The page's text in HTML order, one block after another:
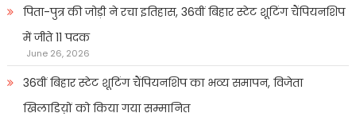
पिता-पुत्र की जोड़ी ने रचा इतिहास, 36वीं बिहार स्टेट शूटिंग चैंपियनशिप
में जीते 11 पदक
June 26, 2026
36वीं बिहार स्टेट शूटिंग चैंपियनशिप का भव्य समापन, विजेता
खिलाडिय़ों को किया गया सम्मानित